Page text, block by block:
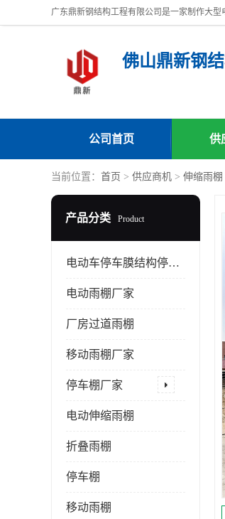
佛山鼎新钢
公司首页 供
当前位置： 首页 > 供应商机 > 伸缩雨棚
产品分类 Product
电动车停车膜结构停车棚
电动雨棚厂家
厂房过道雨棚
移动雨棚厂家
停车棚厂家
电动伸缩雨棚
折叠雨棚
停车棚
移动雨棚